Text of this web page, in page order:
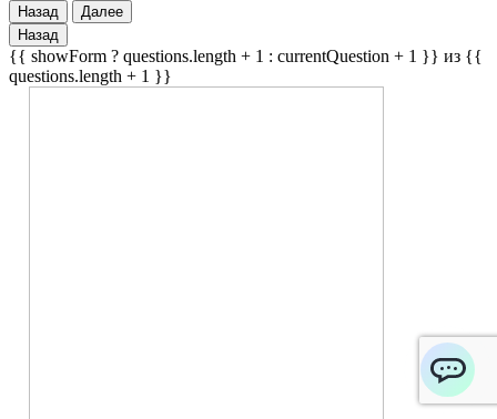
Назад
Далее
Назад
{{ showForm ? questions.length + 1 : currentQuestion + 1 }} из {{
questions.length + 1 }}